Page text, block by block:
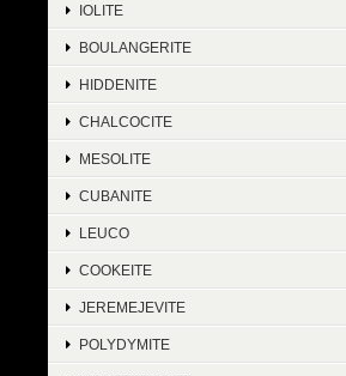
IOLITE
BOULANGERITE
HIDDENITE
CHALCOCITE
MESOLITE
CUBANITE
LEUCO
COOKEITE
JEREMEJEVITE
POLYDYMITE